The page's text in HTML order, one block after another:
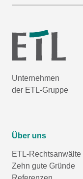
Unternehmen
der ETL-Gruppe
Über uns
ETL-Rechtsanwälte
Zehn gute Gründe